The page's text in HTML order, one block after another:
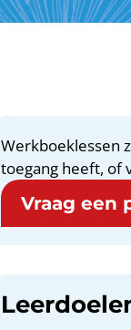
Werkboeklessen
toegang heeft, of
Vraag een